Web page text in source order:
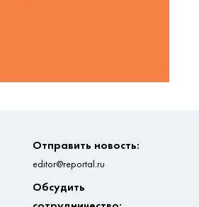
Отправить новость:
editor@reportal.ru
Обсудить